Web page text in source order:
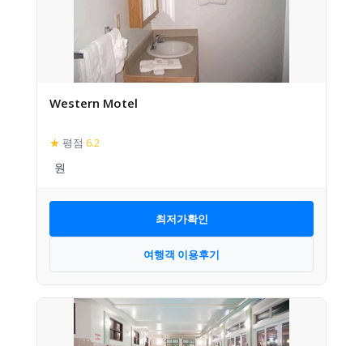
Western Motel
★ 평점 6.2
최저가확인
여행객 이용후기